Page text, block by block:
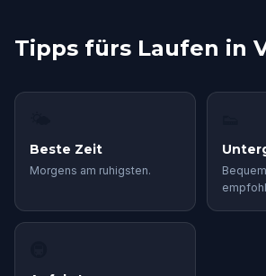
Tipps fürs Laufen in
Beste Zeit
Morgens am ruhigsten.